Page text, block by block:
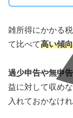
雑所得にかかる
て比べて高い傾向
過少申告や無申
益に対して収め
入れておかなけ